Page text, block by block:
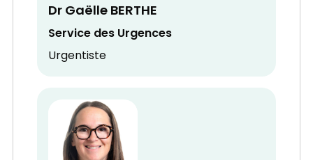
Dr Gaëlle BERTHE
Service des Urgences
Urgentiste